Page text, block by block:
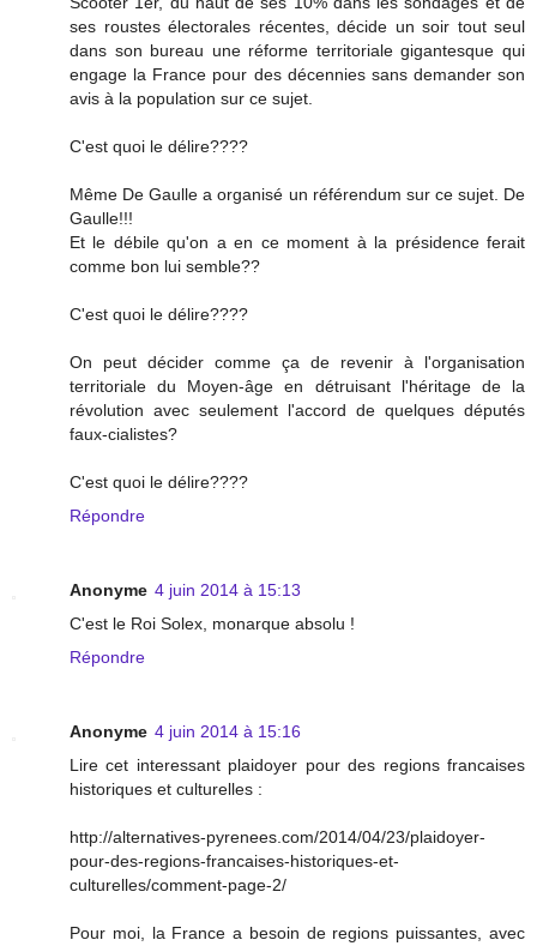
ses roustes électorales récentes, décide un soir tout seul
dans son bureau une réforme territoriale gigantesque qui
engage la France pour des décennies sans demander son
avis à la population sur ce sujet.
C'est quoi le délire????
Même De Gaulle a organisé un référendum sur ce sujet. De
Gaulle!!!
Et le débile qu'on a en ce moment à la présidence ferait
comme bon lui semble??
C'est quoi le délire????
On peut décider comme ça de revenir à l'organisation
territoriale du Moyen-âge en détruisant l'héritage de la
révolution avec seulement l'accord de quelques députés
faux-cialistes?
C'est quoi le délire????
Répondre
Anonyme 4 juin 2014 à 15:13
C'est le Roi Solex, monarque absolu !
Répondre
Anonyme 4 juin 2014 à 15:16
Lire cet interessant plaidoyer pour des regions francaises
historiques et culturelles :
http://alternatives-pyrenees.com/2014/04/23/plaidoyer-
pour-des-regions-francaises-historiques-et-
culturelles/comment-page-2/
Pour moi, la France a besoin de regions puissantes, avec